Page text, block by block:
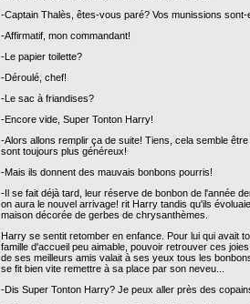
-Captain Thalès, êtes-vous paré? Vos munissions
-Affirmatif, mon commandant!
-Le papier toilette?
-Déroulé, chef!
-Le sac à friandises?
-Encore vide, Super Tonton Harry!
-Alors allons remplir ça de suite! Tiens, cela semble
sont toujours plus généreux!
-Mais ils donnent des mauvais bonbons pourris!
-Il se fait déjà tard, leur réserve de bonbon de l'année
on aura le nouvel arrivage! rit Harry tandis qu'ils
maison décorée de gerbes de chrysanthèmes.
Harry se sentit retomber en enfance. Pour lui qui avait
famille d'accueil peu aimable, pouvoir retrouver ces
de ses meilleurs amis valait à ses yeux tous les
se fit bien vite remettre à sa place par son neveu...
-Dis Super Tonton Harry? Je peux aller près des